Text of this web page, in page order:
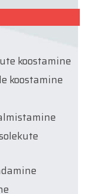
koostamine
koostamine